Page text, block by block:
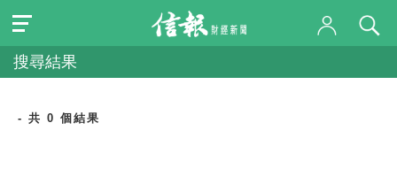
搜尋結果
- 共 0 個結果